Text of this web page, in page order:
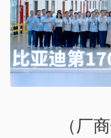
（厂